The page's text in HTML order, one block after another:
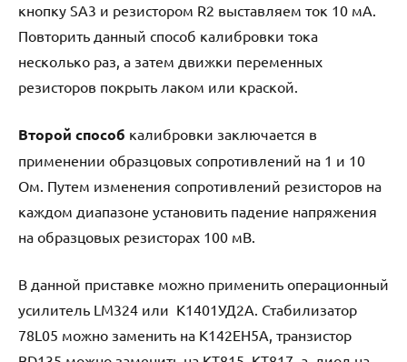
кнопку SA3 и резистором R2 выставляем ток 10 мА.
Повторить данный способ калибровки тока
несколько раз, а затем движки переменных
резисторов покрыть лаком или краской.
Второй способ калибровки заключается в
применении образцовых сопротивлений на 1 и 10
Ом. Путем изменения сопротивлений резисторов на
каждом диапазоне установить падение напряжения
на образцовых резисторах 100 мВ.
В данной приставке можно применить операционный
усилитель LM324 или К1401УД2А. Стабилизатор
78L05 можно заменить на К142ЕН5А, транзистор